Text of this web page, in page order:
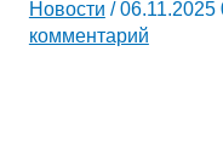
Новости /06.11.2025
комментарий